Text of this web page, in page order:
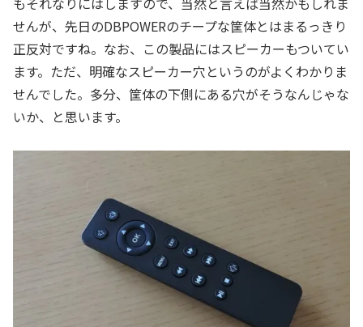
せんが、先日のDBPOWERのチープな筐体とはまるっきり
正反対ですね。なお、この製品にはスピーカーもついてい
ます。ただ、明確なスピーカー穴というのがよくわかりま
せんでした。多分、筐体の下側にある穴がそうなんじゃな
いか、と思います。